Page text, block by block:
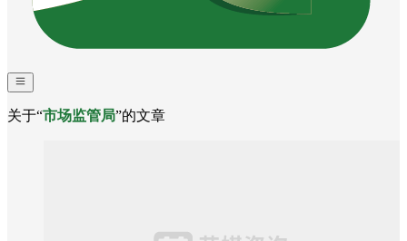
关于“市场监管局”的文章